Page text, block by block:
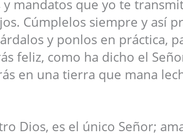
mandatos que yo te
Cúmplelos siempre y así
y ponlos en práctica,
feliz, como ha dicho el
en una tierra que mana
Dios, es el único Señor;